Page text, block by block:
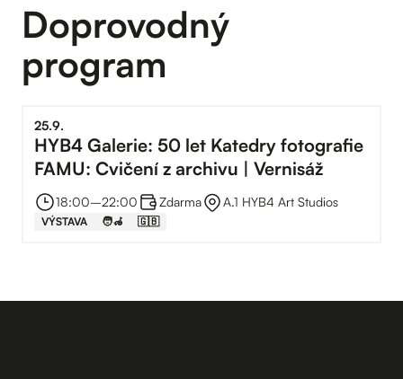
Doprovodný
program
25.9.
HYB4 Galerie: 50 let Katedry fotografie
FAMU: Cvičení z archivu | Vernisáž
18:00–⁠22:00 Zdarma A.1 HYB4 Art Studios
VÝSTAVA 🧑‍🦽 🇬🇧